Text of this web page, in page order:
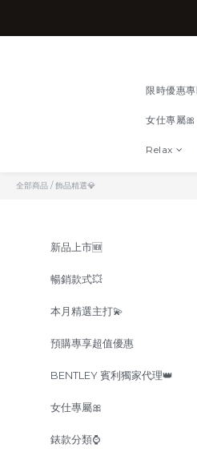
限時優惠專
女仕專屬🎀
Relax
全部商品 / 飾品精選💎
新品上市🆕
暢銷款式💥
本月精選主打💫
預購專享超值優惠
BENTLEY 賓利獨家代理👑
女仕專屬🎀
錶款分類⌚